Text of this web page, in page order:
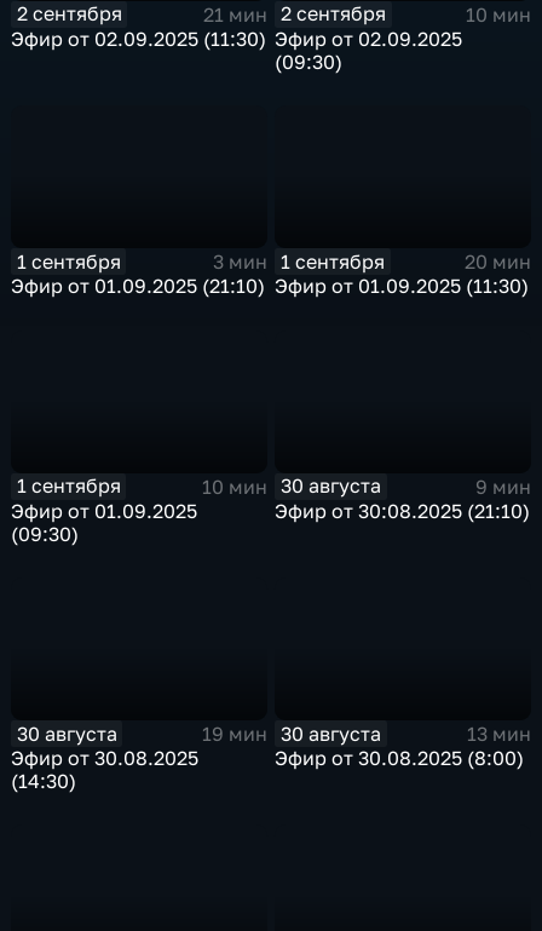
2 сентября
21 мин
Эфир от 02.09.2025 (11:30)
2 сентября
10 мин
Эфир от 02.09.2025
(09:30)
1 сентября
3 мин
Эфир от 01.09.2025 (21:10)
1 сентября
20 мин
Эфир от 01.09.2025 (11:30)
1 сентября
10 мин
Эфир от 01.09.2025
(09:30)
30 августа
9 мин
Эфир от 30:08.2025 (21:10)
30 августа
19 мин
Эфир от 30.08.2025
(14:30)
30 августа
13 мин
Эфир от 30.08.2025 (8:00)